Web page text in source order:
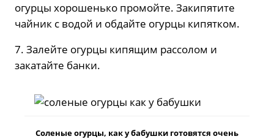
огурцы хорошенько промойте. Закипятите
чайник с водой и обдайте огурцы кипятком.
7. Залейте огурцы кипящим рассолом и
закатайте банки.
Соленые огурцы, как у бабушки готовятся очень